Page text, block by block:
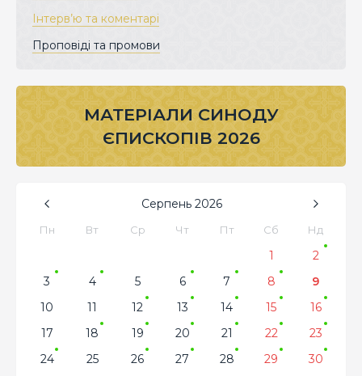
Інтерв’ю та коментарі
Проповіді та промови
МАТЕРІАЛИ СИНОДУ
ЄПИСКОПІВ 2026
Серпень 2026
Пн Вт Ср Чт Пт Сб Нд
1
2
3
4 5 6 7 8
9
10
11 12 13 14 15
16
17
18 19 20 21 22
23
24
25 26 27 28 29
30